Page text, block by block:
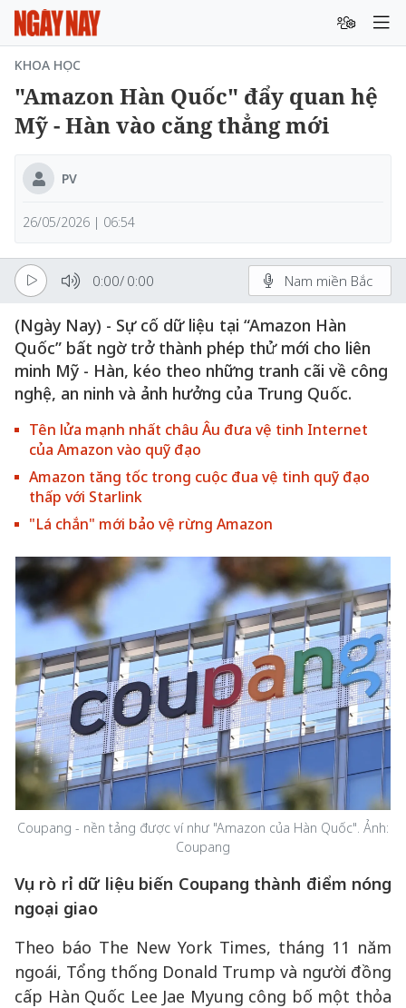
KHOA HỌC
"Amazon Hàn Quốc" đẩy quan hệ
Mỹ - Hàn vào căng thẳng mới
PV
26/05/2026 | 06:54
0:00/ 0:00 Nam miền Bắc
(Ngày Nay) - Sự cố dữ liệu tại “Amazon Hàn
Quốc” bất ngờ trở thành phép thử mới cho liên
minh Mỹ - Hàn, kéo theo những tranh cãi về công
nghệ, an ninh và ảnh hưởng của Trung Quốc.
Tên lửa mạnh nhất châu Âu đưa vệ tinh Internet
của Amazon vào quỹ đạo
Amazon tăng tốc trong cuộc đua vệ tinh quỹ đạo
thấp với Starlink
"Lá chắn" mới bảo vệ rừng Amazon
Coupang - nền tảng được ví như "Amazon của Hàn Quốc". Ảnh:
Coupang
Vụ rò rỉ dữ liệu biến Coupang thành điểm nóng
ngoại giao
Theo báo The New York Times, tháng 11 năm
ngoái, Tổng thống Donald Trump và người đồng
cấp Hàn Quốc Lee Jae Myung công bố một thỏa